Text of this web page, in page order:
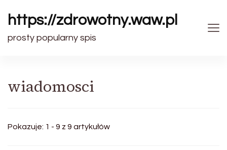
https://zdrowotny.waw.pl
prosty popularny spis
wiadomosci
Pokazuje: 1 - 9 z 9 artykułów